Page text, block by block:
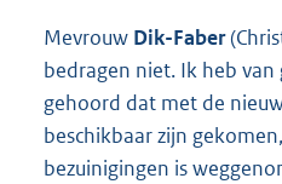
Mevrouw Dik-Faber
bedragen niet. Ik heb
gehoord dat met de
beschikbaar zijn
bezuinigingen is